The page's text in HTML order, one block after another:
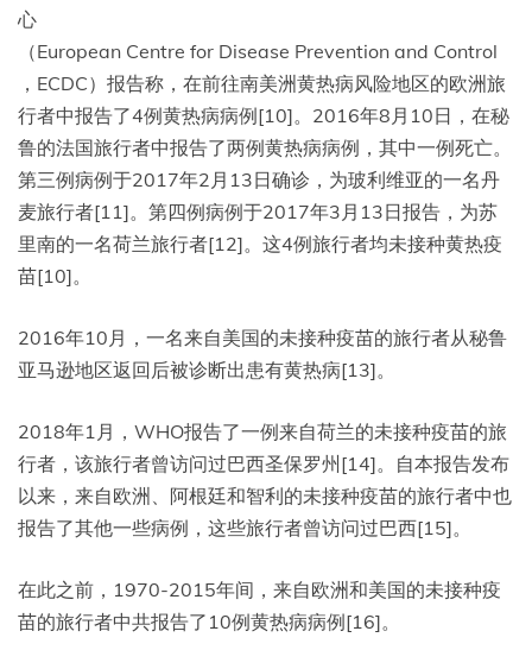
心
（European Centre for Disease Prevention and Control
，ECDC）报告称，在前往南美洲黄热病风险地区的欧洲旅
行者中报告了4例黄热病病例[10]。2016年8月10日，在秘
鲁的法国旅行者中报告了两例黄热病病例，其中一例死亡。
第三例病例于2017年2月13日确诊，为玻利维亚的一名丹
麦旅行者[11]。第四例病例于2017年3月13日报告，为苏
里南的一名荷兰旅行者[12]。这4例旅行者均未接种黄热疫
苗[10]。
2016年10月，一名来自美国的未接种疫苗的旅行者从秘鲁
亚马逊地区返回后被诊断出患有黄热病[13]。
2018年1月，WHO报告了一例来自荷兰的未接种疫苗的旅
行者，该旅行者曾访问过巴西圣保罗州[14]。自本报告发布
以来，来自欧洲、阿根廷和智利的未接种疫苗的旅行者中也
报告了其他一些病例，这些旅行者曾访问过巴西[15]。
在此之前，1970-2015年间，来自欧洲和美国的未接种疫
苗的旅行者中共报告了10例黄热病病例[16]。